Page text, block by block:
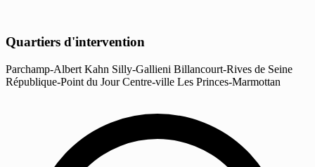
Quartiers d'intervention
Parchamp-Albert Kahn Silly-Gallieni Billancourt-Rives de Seine
République-Point du JourCentre-ville Les Princes-Marmottan